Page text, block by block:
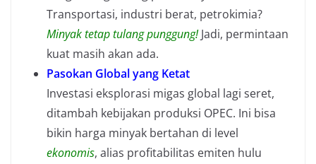
Transportasi, industri berat, petrokimia?
Minyak tetap tulang punggung!Jadi, permintaan
kuat masih akan ada.
Pasokan Global yang Ketat
Investasi eksplorasi migas global lagi seret,
ditambah kebijakan produksi OPEC. Ini bisa
bikin harga minyak bertahan di level
ekonomis, alias profitabilitas emiten hulu